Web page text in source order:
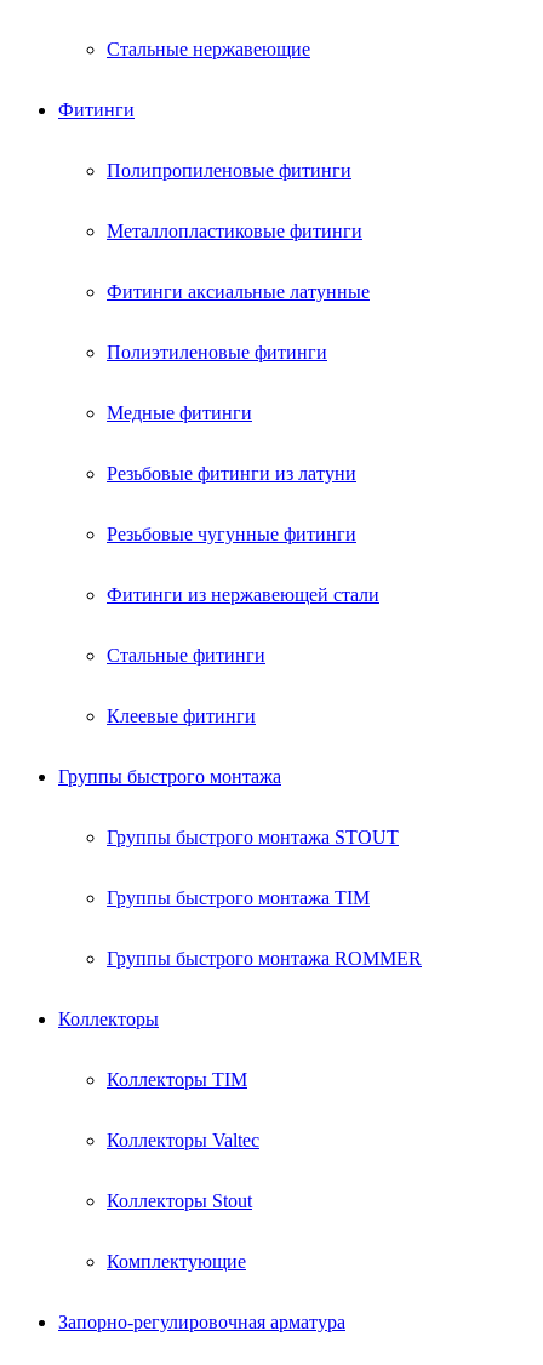
Стальные нержавеющие
Фитинги
Полипропиленовые фитинги
Металлопластиковые фитинги
Фитинги аксиальные латунные
Полиэтиленовые фитинги
Медные фитинги
Резьбовые фитинги из латуни
Резьбовые чугунные фитинги
Фитинги из нержавеющей стали
Стальные фитинги
Клеевые фитинги
Группы быстрого монтажа
Группы быстрого монтажа STOUT
Группы быстрого монтажа TIM
Группы быстрого монтажа ROMMER
Коллекторы
Коллекторы TIM
Коллекторы Valtec
Коллекторы Stout
Комплектующие
Запорно-регулировочная арматура